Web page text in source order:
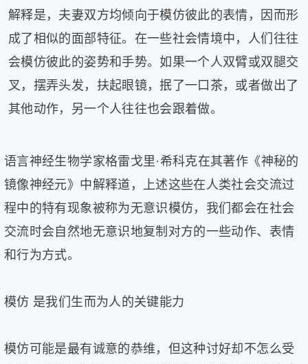
活
科
流
奇
趣
图
滚
动
更
多
﹥
解释是，夫妻双方均倾向于模仿彼此的表情，因而形
成了相似的面部特征。在一些社会情境中，人们往往
会模仿彼此的姿势和手势。如果一个人双臂或双腿交
叉，摆弄头发，扶起眼镜，抿了一口茶，或者做出了
其他动作，另一个人往往也会跟着做。
语言神经生物学家格雷戈里·希科克在其著作《神秘的
镜像神经元》中解释道，上述这些在人类社会交流过
程中的特有现象被称为无意识模仿，我们都会在社会
交流时会自然地无意识地复制对方的一些动作、表情
和行为方式。
模仿 是我们生而为人的关键能力
模仿可能是最有诚意的恭维，但这种讨好却不怎么受